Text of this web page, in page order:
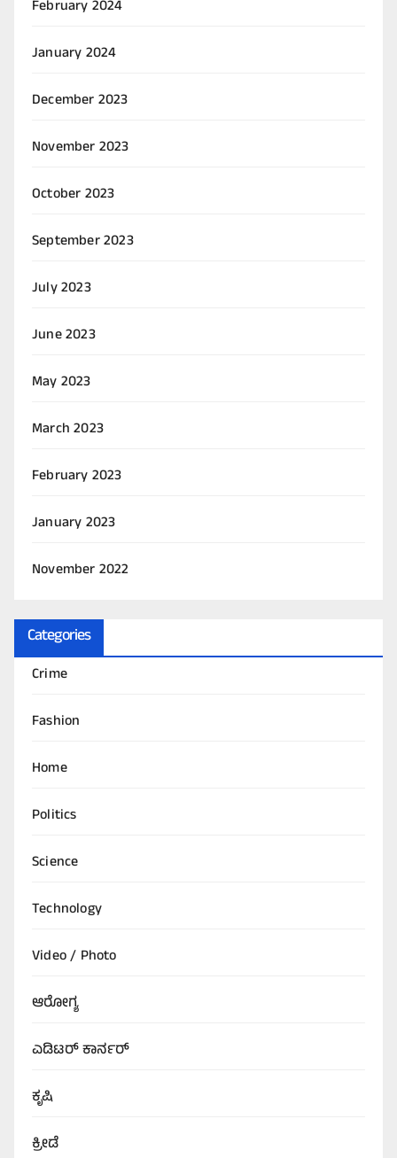
February 2024
January 2024
December 2023
November 2023
October 2023
September 2023
July 2023
June 2023
May 2023
March 2023
February 2023
January 2023
November 2022
Categories
Crime
Fashion
Home
Politics
Science
Technology
Video / Photo
ಆರೋಗ್ಯ
ಎಡಿಟರ್‌ ಕಾರ್ನರ್
ಕೃಷಿ
ಕ್ರೀಡೆ